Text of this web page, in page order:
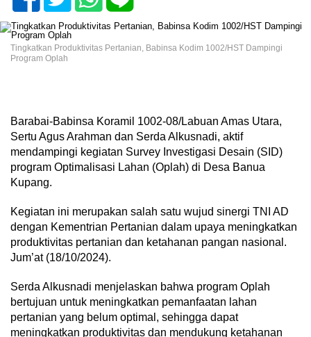
Tingkatkan Produktivitas Pertanian, Babinsa Kodim 1002/HST Dampingi
Program Oplah
Barabai-Babinsa Koramil 1002-08/Labuan Amas Utara,
Sertu Agus Arahman dan Serda Alkusnadi, aktif
mendampingi kegiatan Survey Investigasi Desain (SID)
program Optimalisasi Lahan (Oplah) di Desa Banua
Kupang.
Kegiatan ini merupakan salah satu wujud sinergi TNI AD
dengan Kementrian Pertanian dalam upaya meningkatkan
produktivitas pertanian dan ketahanan pangan nasional.
Jum’at (18/10/2024).
Serda Alkusnadi menjelaskan bahwa program Oplah
bertujuan untuk meningkatkan pemanfaatan lahan
pertanian yang belum optimal, sehingga dapat
meningkatkan produktivitas dan mendukung ketahanan